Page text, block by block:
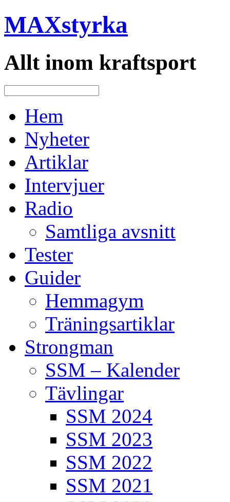
MAXstyrka
Allt inom kraftsport
Hem
Nyheter
Artiklar
Intervjuer
Radio
Samtliga avsnitt
Tester
Guider
Hemmagym
Träningsartiklar
Strongman
SSM – Kalender
Tävlingar
SSM 2024
SSM 2023
SSM 2022
SSM 2021